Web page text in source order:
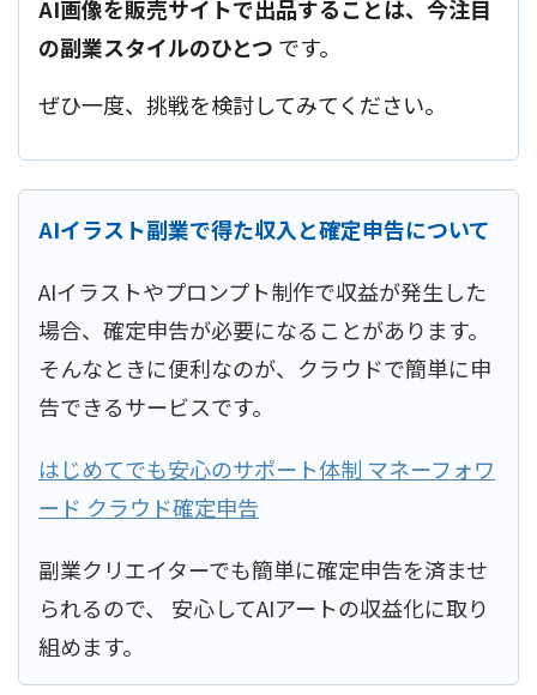
AI画像を販売サイトで出品することは、今注目
の副業スタイルのひとつ です。
ぜひ一度、挑戦を検討してみてください。
AIイラスト副業で得た収入と確定申告について
AIイラストやプロンプト制作で収益が発生した
場合、確定申告が必要になることがあります。
そんなときに便利なのが、クラウドで簡単に申
告できるサービスです。
はじめてでも安心のサポート体制 マネーフォワ
ード クラウド確定申告
副業クリエイターでも簡単に確定申告を済ませ
られるので、 安心してAIアートの収益化に取り
組めます。